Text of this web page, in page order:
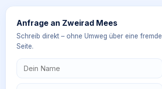
Anfrage an Zweirad Mees
Schreib direkt – ohne Umweg über eine fremde
Seite.